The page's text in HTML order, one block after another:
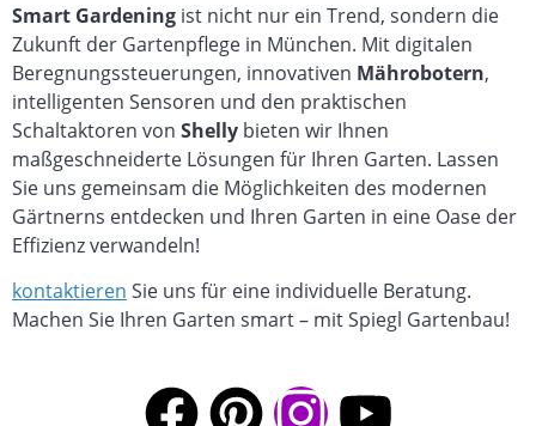
Smart Gardening ist nicht nur ein Trend, sondern die
Zukunft der Gartenpflege in München. Mit digitalen
Beregnungssteuerungen, innovativen Mährobotern,
intelligenten Sensoren und den praktischen
Schaltaktoren von Shelly bieten wir Ihnen
maßgeschneiderte Lösungen für Ihren Garten. Lassen
Sie uns gemeinsam die Möglichkeiten des modernen
Gärtnerns entdecken und Ihren Garten in eine Oase der
Effizienz verwandeln!
kontaktieren Sie uns für eine individuelle Beratung.
Machen Sie Ihren Garten smart – mit Spiegl Gartenbau!